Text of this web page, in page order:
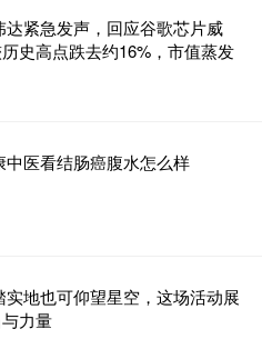
达紧急发声，回应谷歌芯片威
史高点跌去约16%，市值蒸发
中医看结肠癌腹水怎么样
地也可仰望星空，这场活动展
力量